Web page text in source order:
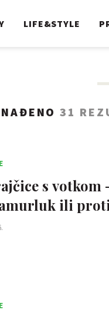
LIFE&STYLE
31
s
ili